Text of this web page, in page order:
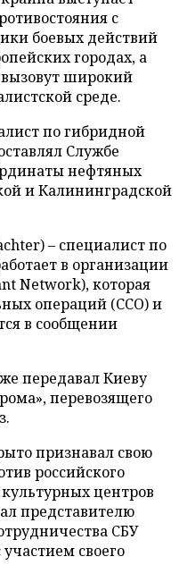
с
боевых действий
городах, а
широкий
среде.
по гибридной
Службе
нефтяных
и Калининградской
– специалист по
в организации
Network), которая
операций (ССО) и
в сообщении
передавал Киеву
перевозящего
признавал свою
российского
центров
представителю
СБУ
своего